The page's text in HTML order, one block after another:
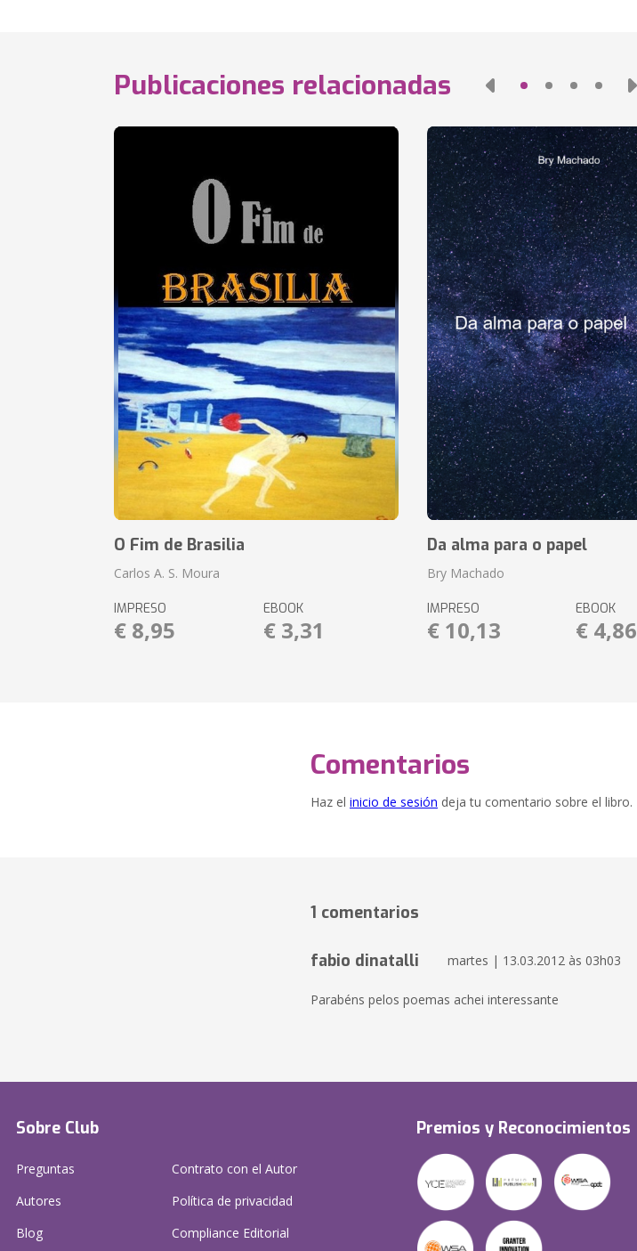
Publicaciones relacionadas
O Fim de Brasilia
Carlos A. S. Moura
IMPRESO
€ 8,95
EBOOK
€ 3,31
Da alma para o papel
Bry Machado
IMPRESO
€ 10,13
EBOOK
€ 4,86
Comentarios
Haz el inicio de sesión deja tu comentario sobre el libro.
1 comentarios
fabio dinatalli martes | 13.03.2012 às 03h03
Parabéns pelos poemas achei interessante
Sobre Club
Preguntas
Autores
Blog
Contrato con el Autor
Política de privacidad
Compliance Editorial
Premios y Reconocimientos